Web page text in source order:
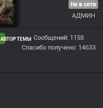
АВТОР ТЕМЫ
Не в сети
АДМИН
Сообщений: 1158
Спасибо получено: 14633